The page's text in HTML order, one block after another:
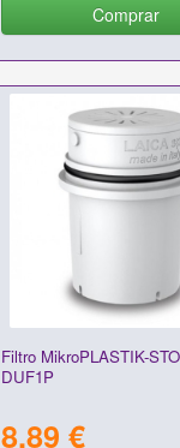
Comprar
Filtro MikroPLASTIK-
DUF1P
8,89 €